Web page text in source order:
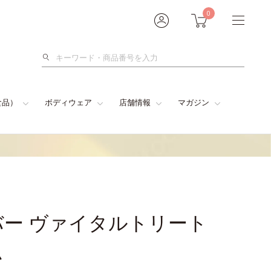
0
検
） ボディウェア 店舗情報 マガジン
ヴァイタルトリート